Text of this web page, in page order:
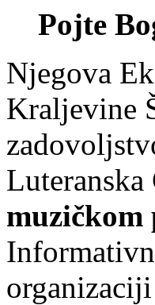
Pojte
Njegova
Kraljevine
Luteranska
muzičkom